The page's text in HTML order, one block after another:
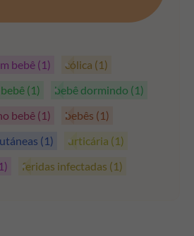
bebê (1) cólica (1)
(1) bebê dormindo (1)
bebê (1) bebês (1)
(1) urticária (1)
feridas infectadas (1)